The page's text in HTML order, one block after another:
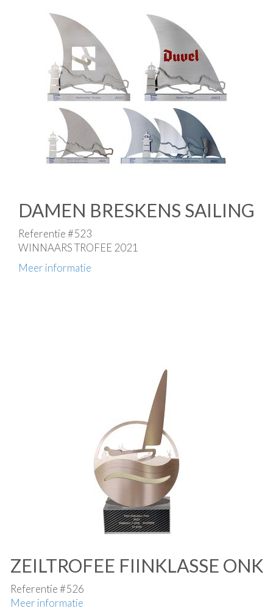
DAMEN BRESKENS SAILING
Referentie #523
WINNAARS TROFEE 2021
Meer informatie
ZEILTROFEE FIINKLASSE ONK
Referentie #526
Meer informatie